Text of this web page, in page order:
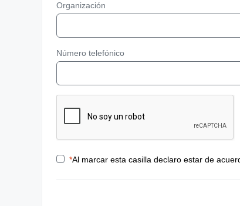
Organización
Número telefónico
*Al marcar esta casilla declaro estar de